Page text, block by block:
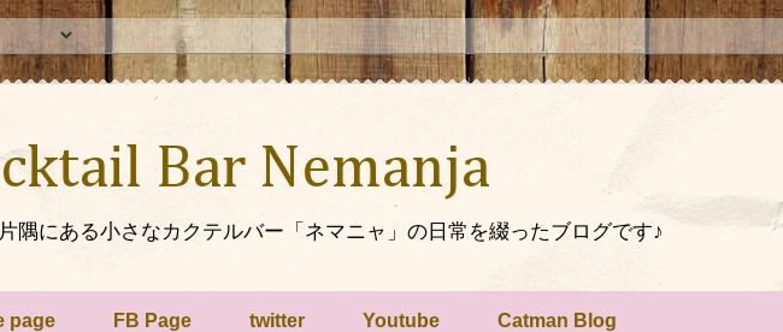
Bar Nemanja
隅にある小さなカクテルバー「ネマニャ」の日常を綴ったブログです♪
page FB Page twitter Youtube Catman Blog